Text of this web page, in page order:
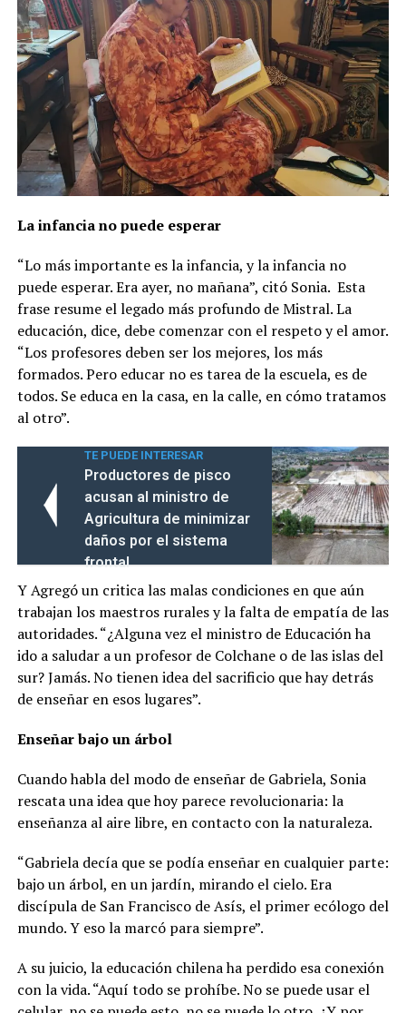
La infancia no puede esperar
“Lo más importante es la infancia, y la infancia no
puede esperar. Era ayer, no mañana”, citó Sonia. Esta
frase resume el legado más profundo de Mistral. La
educación, dice, debe comenzar con el respeto y el amor.
“Los profesores deben ser los mejores, los más
formados. Pero educar no es tarea de la escuela, es de
todos. Se educa en la casa, en la calle, en cómo tratamos
al otro”.
TE PUEDE INTERESAR
Productores de pisco
acusan al ministro de
Agricultura de minimizar
daños por el sistema
frontal
Y Agregó un critica las malas condiciones en que aún
trabajan los maestros rurales y la falta de empatía de las
autoridades. “¿Alguna vez el ministro de Educación ha
ido a saludar a un profesor de Colchane o de las islas del
sur? Jamás. No tienen idea del sacrificio que hay detrás
de enseñar en esos lugares”.
Enseñar bajo un árbol
Cuando habla del modo de enseñar de Gabriela, Sonia
rescata una idea que hoy parece revolucionaria: la
enseñanza al aire libre, en contacto con la naturaleza.
“Gabriela decía que se podía enseñar en cualquier parte:
bajo un árbol, en un jardín, mirando el cielo. Era
discípula de San Francisco de Asís, el primer ecólogo del
mundo. Y eso la marcó para siempre”.
A su juicio, la educación chilena ha perdido esa conexión
con la vida. “Aquí todo se prohíbe. No se puede usar el